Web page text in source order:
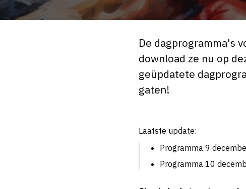
De dagprogramma's
download ze nu op
geüpdatete
gaten!
Laatste update:
Programma 9
Programma 10